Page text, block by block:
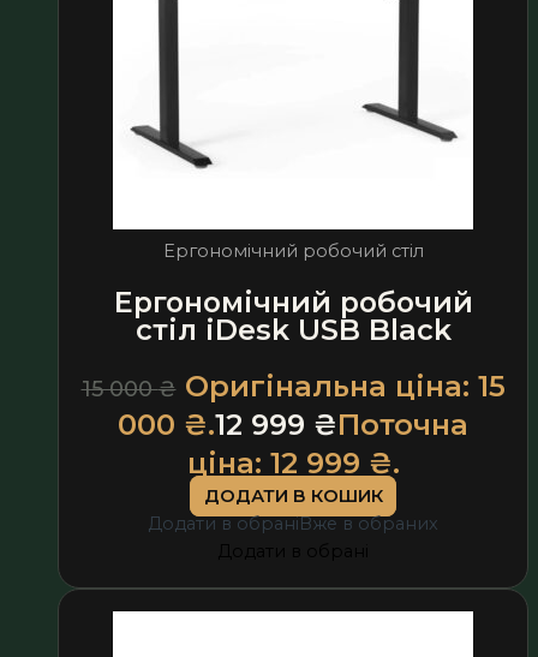
Ергономічний робочий стіл
Ергономічний робочий
стіл iDesk USB Black
15 000₴ Оригінальна ціна: 15
000 ₴.12 999 ₴Поточна
ціна: 12 999 ₴.
ДОДАТИ В КОШИК
Додати в обраніВже в обраних